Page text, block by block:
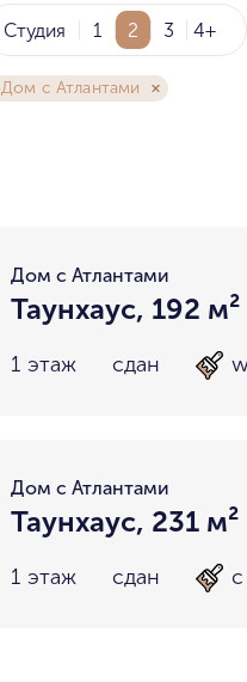
Студия 1 2 3 4+
Дом с Атлантами
Дом с Атлантами
Таунхаус, 192 м²
1 этаж сдан
Дом с Атлантами
Таунхаус, 231 м²
1 этаж сдан